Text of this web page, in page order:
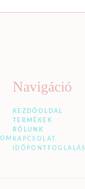
Navigáció
KEZDŐOLDAL
TERMÉKEK
RÓLUNK
KAPCSOLAT
IDŐPONTFOGLALÁS